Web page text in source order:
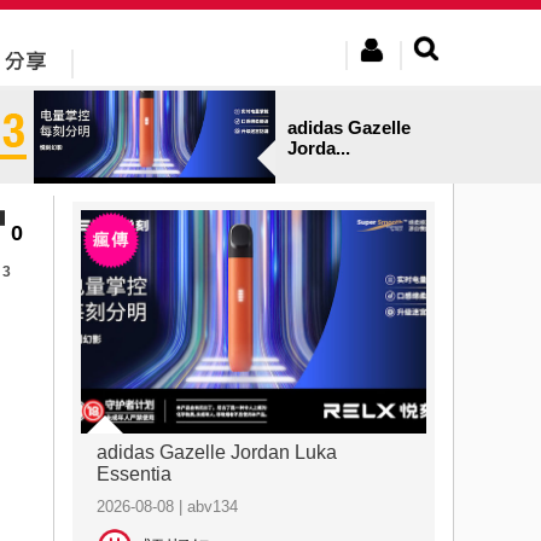
adidas Gazelle
Jorda...
0
3
adidas Gazelle Jordan Luka
Essentia
2026-08-08 | abv134